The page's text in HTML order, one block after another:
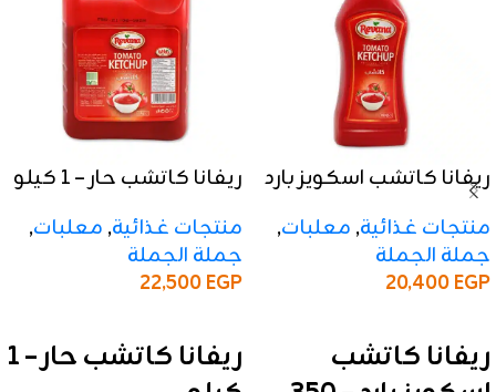
ريفانا كاتشب اسكويز بارد
– 350 جرام
منتجات غذائية, معلبات,
جملة الجملة
20,400EGP
ريفانا كاتشب
ريفانا كاتشب حار – 1 كيلو
منتجات غذائية, معلبات,
جملة الجملة
22,500EGP
ريفانا كاتشب حار – 1